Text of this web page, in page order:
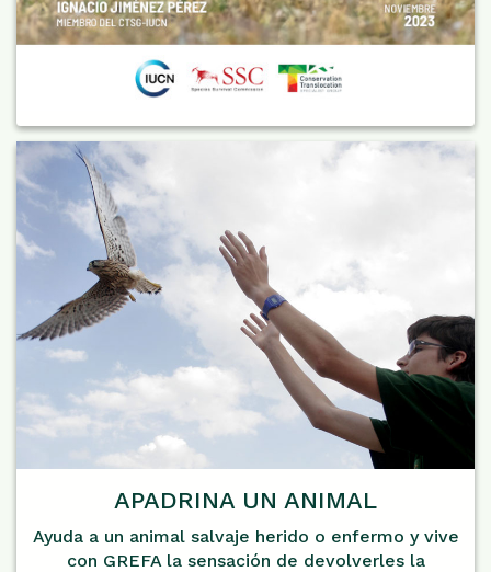
APADRINA UN ANIMAL
Ayuda a un animal salvaje herido o enfermo y vive
con GREFA la sensación de devolverles la